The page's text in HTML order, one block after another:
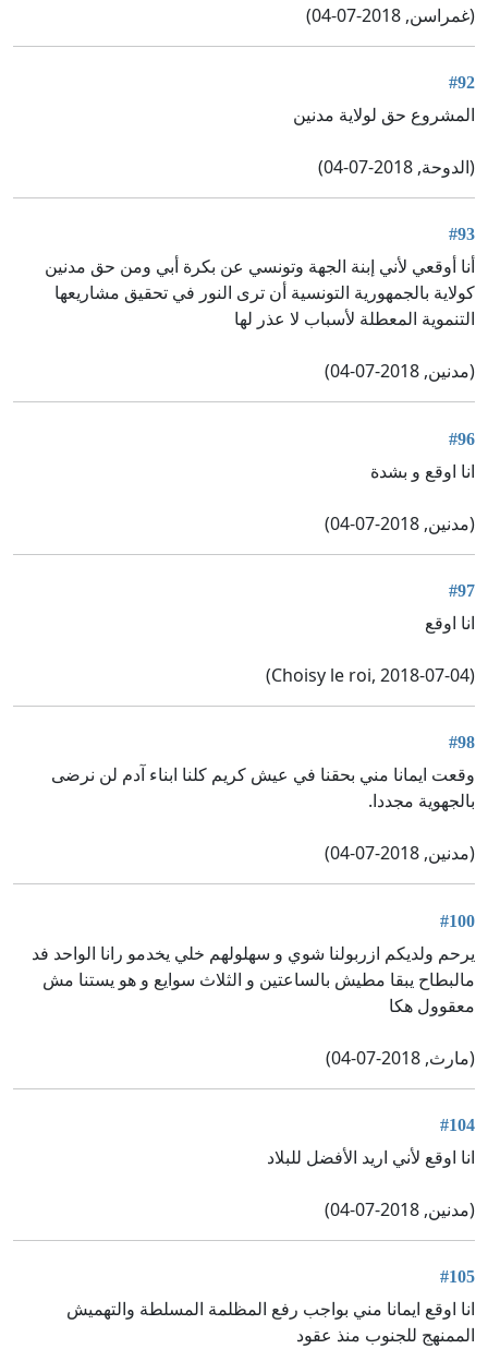
(غمراسن, 2018-07-04)
#92
المشروع حق لولاية مدنين
(الدوحة, 2018-07-04)
#93
أنا أوقعي لأني إبنة الجهة وتونسي عن بكرة أبي ومن حق مدنين
كولاية بالجمهورية التونسية أن ترى النور في تحقيق مشاريعها
التنموية المعطلة لأسباب لا عذر لها
(مدنين, 2018-07-04)
#96
انا اوقع و بشدة
(مدنين, 2018-07-04)
#97
انا اوقع
(Choisy le roi, 2018-07-04)
#98
وقعت ايمانا مني بحقنا في عيش كريم كلنا ابناء آدم لن نرضى
بالجهوية مجددا.
(مدنين, 2018-07-04)
#100
يرحم ولديكم ازربولنا شوي و سهلولهم خلي يخدمو رانا الواحد فد
مالبطاح يبقا مطيش بالساعتين و الثلاث سوايع و هو يستنا مش
معقوول هكا
(مارث, 2018-07-04)
#104
انا اوقع لأني اريد الأفضل للبلاد
(مدنين, 2018-07-04)
#105
انا اوقع ايمانا مني بواجب رفع المظلمة المسلطة والتهميش
الممنهج للجنوب منذ عقود